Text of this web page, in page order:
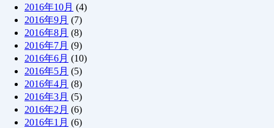
2016年10月 (4)
2016年9月 (7)
2016年8月 (8)
2016年7月 (9)
2016年6月 (10)
2016年5月 (5)
2016年4月 (8)
2016年3月 (5)
2016年2月 (6)
2016年1月 (6)